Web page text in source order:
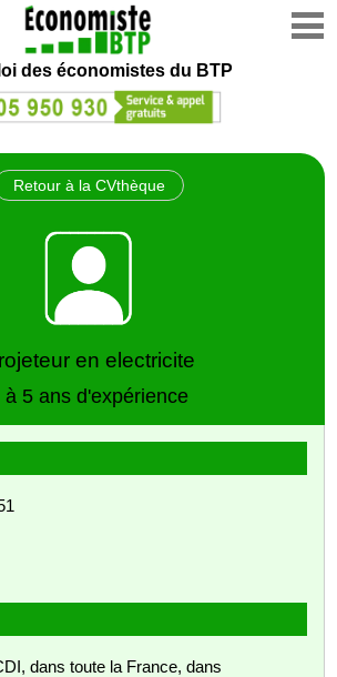
des économistes du BTP
Retour à la CVthèque
en electricite
à 5 ans d'expérience
dans toute la France, dans